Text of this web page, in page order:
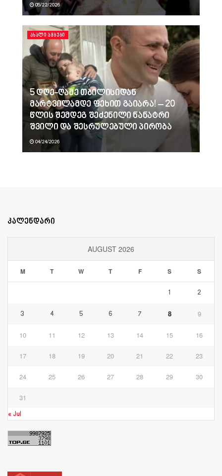
05/22/2026
ᲐᲮᲐᲚᲘ ᲐᲛᲑᲔᲑᲘ
5 დღე-ღამე თბილისიდან
მარტვილამდე ფეხით გაიარა! – 20
წლის შემდეგ შეძენილი ნანატრი
შვილი და შესრულებული პირობა
04/24/2026
კალენდარი
AUGUST 2026
M T W T F S S
1 2
3 4 5 6 7 8 9
10 11 12 13 14 15 16
17 18 19 20 21 22 23
24 25 26 27 28 29 30
31
« Jul